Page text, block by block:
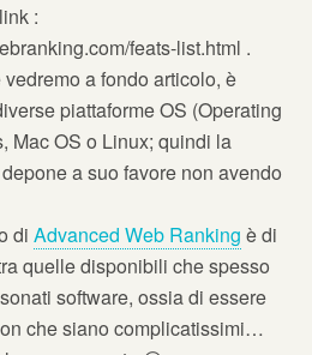
:
feats-list.html .
a fondo articolo, è
piattaforme OS (Operating
Mac OS o Linux; quindi la
a suo favore non avendo
di Advanced Web Ranking è di
quelle disponibili che spesso
software, ossia di essere
che siano complicatissimi…